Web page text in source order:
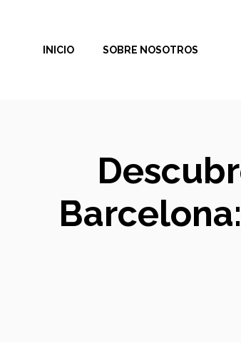
contenidoINICIO SOBRE NOSOTROS